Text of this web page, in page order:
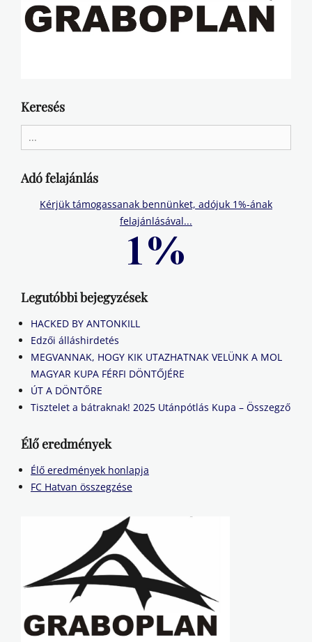
Keresés
for:
Adó felajánlás
Kérjük támogassanak bennünket, adójuk 1%-ának
felajánlásával...
Legutóbbi bejegyzések
HACKED BY ANTONKILL
Edzői álláshirdetés
MEGVANNAK, HOGY KIK UTAZHATNAK VELÜNK A MOL
MAGYAR KUPA FÉRFI DÖNTŐJÉRE
ÚT A DÖNTŐRE
Tisztelet a bátraknak! 2025 Utánpótlás Kupa – Összegző
Élő eredmények
Élő eredmények honlapja
FC Hatvan összegzése